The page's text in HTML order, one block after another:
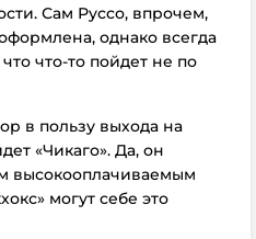
Сам Руссо, впрочем,
однако всегда
что-то пойдет не по
в пользу выхода на
«Чикаго». Да, он
высокооплачиваемым
могут себе это